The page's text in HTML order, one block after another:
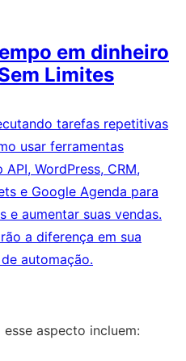
em dinheiro
Limites
tarefas repetitivas
usar ferramentas
WordPress, CRM,
e Google Agenda para
e aumentar suas vendas.
a diferença em sua
automação.
aspecto incluem: